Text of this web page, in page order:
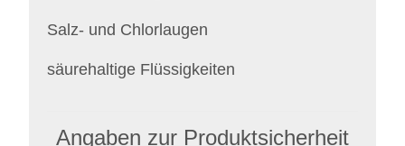
Salz- und Chlorlaugen
säurehaltige Flüssigkeiten
Angaben zur Produktsicherheit